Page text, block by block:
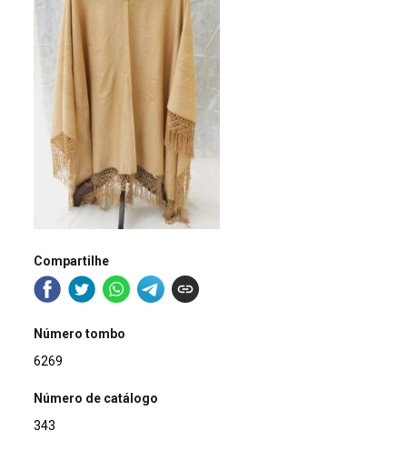
Compartilhe
Número tombo
6269
Número de catálogo
343